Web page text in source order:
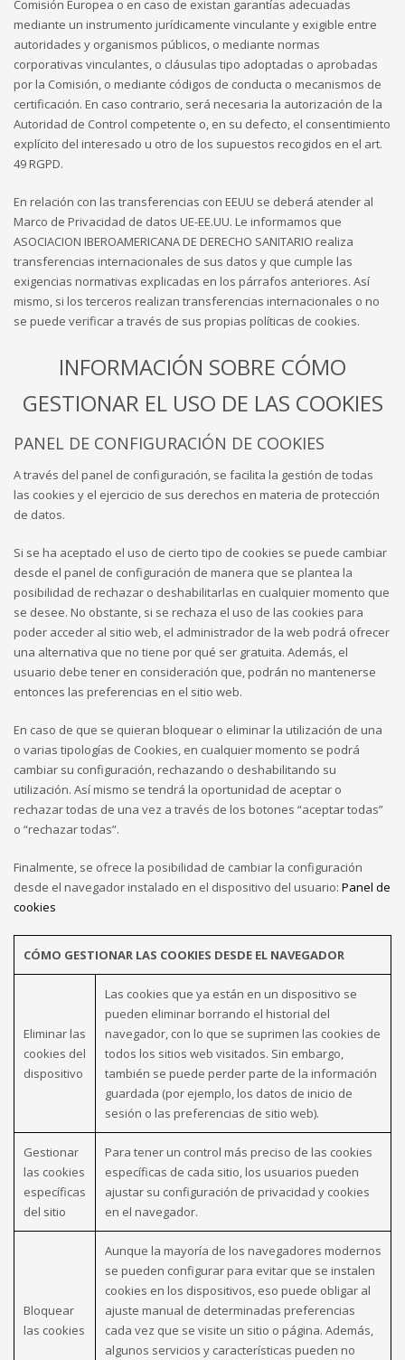
Comisión Europea o en caso de existan garantías adecuadas
mediante un instrumento jurídicamente vinculante y exigible entre
autoridades y organismos públicos, o mediante normas
corporativas vinculantes, o cláusulas tipo adoptadas o aprobadas
por la Comisión, o mediante códigos de conducta o mecanismos de
certificación. En caso contrario, será necesaria la autorización de la
Autoridad de Control competente o, en su defecto, el consentimiento
explícito del interesado u otro de los supuestos recogidos en el art.
49 RGPD.
En relación con las transferencias con EEUU se deberá atender al
Marco de Privacidad de datos UE-EE.UU. Le informamos que
ASOCIACION IBEROAMERICANA DE DERECHO SANITARIO realiza
transferencias internacionales de sus datos y que cumple las
exigencias normativas explicadas en los párrafos anteriores. Así
mismo, si los terceros realizan transferencias internacionales o no
se puede verificar a través de sus propias políticas de cookies.
INFORMACIÓN SOBRE CÓMO
GESTIONAR EL USO DE LAS COOKIES
PANEL DE CONFIGURACIÓN DE COOKIES
A través del panel de configuración, se facilita la gestión de todas
las cookies y el ejercicio de sus derechos en materia de protección
de datos.
Si se ha aceptado el uso de cierto tipo de cookies se puede cambiar
desde el panel de configuración de manera que se plantea la
posibilidad de rechazar o deshabilitarlas en cualquier momento que
se desee. No obstante, si se rechaza el uso de las cookies para
poder acceder al sitio web, el administrador de la web podrá ofrecer
una alternativa que no tiene por qué ser gratuita. Además, el
usuario debe tener en consideración que, podrán no mantenerse
entonces las preferencias en el sitio web.
En caso de que se quieran bloquear o eliminar la utilización de una
o varias tipologías de Cookies, en cualquier momento se podrá
cambiar su configuración, rechazando o deshabilitando su
utilización. Así mismo se tendrá la oportunidad de aceptar o
rechazar todas de una vez a través de los botones “aceptar todas”
o “rechazar todas”.
Finalmente, se ofrece la posibilidad de cambiar la configuración
desde el navegador instalado en el dispositivo del usuario: Panel de
cookies
CÓMO GESTIONAR LAS COOKIES DESDE EL NAVEGADOR
Eliminar las
cookies del
dispositivo
Las cookies que ya están en un dispositivo se
pueden eliminar borrando el historial del
navegador, con lo que se suprimen las cookies de
todos los sitios web visitados. Sin embargo,
también se puede perder parte de la información
guardada (por ejemplo, los datos de inicio de
sesión o las preferencias de sitio web).
Gestionar
las cookies
específicas
del sitio
Para tener un control más preciso de las cookies
específicas de cada sitio, los usuarios pueden
ajustar su configuración de privacidad y cookies
en el navegador.
Bloquear
las cookies
Aunque la mayoría de los navegadores modernos
se pueden configurar para evitar que se instalen
cookies en los dispositivos, eso puede obligar al
ajuste manual de determinadas preferencias
cada vez que se visite un sitio o página. Además,
algunos servicios y características pueden no